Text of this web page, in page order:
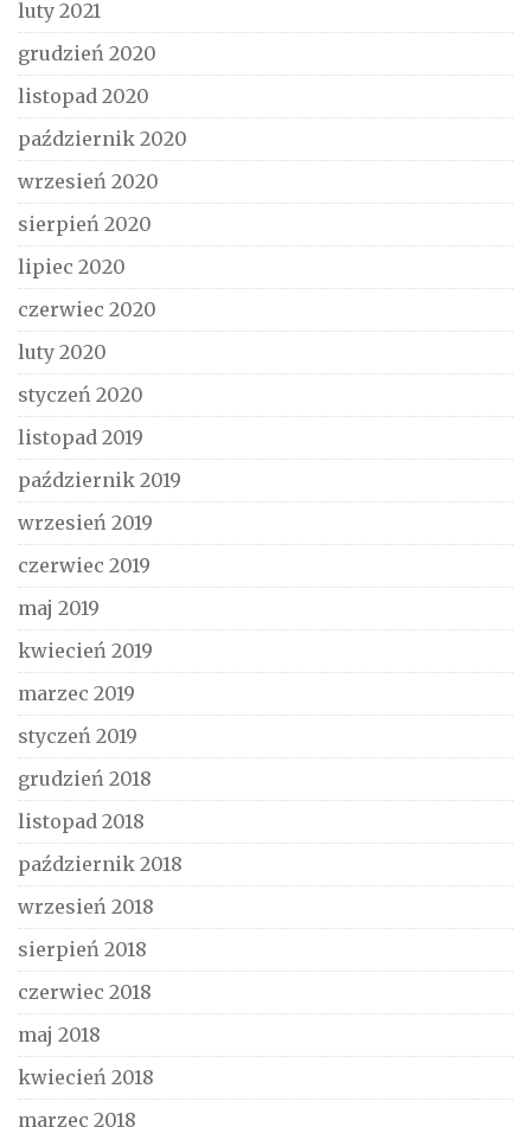
luty 2021
grudzień 2020
listopad 2020
październik 2020
wrzesień 2020
sierpień 2020
lipiec 2020
czerwiec 2020
luty 2020
styczeń 2020
listopad 2019
październik 2019
wrzesień 2019
czerwiec 2019
maj 2019
kwiecień 2019
marzec 2019
styczeń 2019
grudzień 2018
listopad 2018
październik 2018
wrzesień 2018
sierpień 2018
czerwiec 2018
maj 2018
kwiecień 2018
marzec 2018